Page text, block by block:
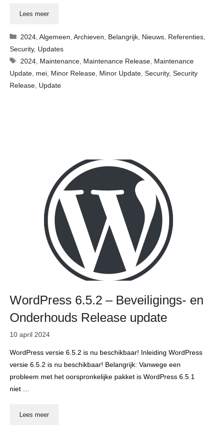
Lees meer
Categorieën
2024 ,Algemeen ,Archieven Belangrijk Nieuws Referenties
Security, Updates
Tags
2024 Maintenance Maintenance Release Maintenance
Update mei Minor Release Minor Update Security, Security
Release Update
WordPress 6.5.2 – Beveiligings- en
Onderhouds Release update
10 april 2024
WordPress versie 6.5.2 is nu beschikbaar! Inleiding WordPress
versie 6.5.2 is nu beschikbaar! Belangrijk: Vanwege een
probleem met het oorspronkelijke pakket is WordPress 6.5.1
niet …
Lees meer